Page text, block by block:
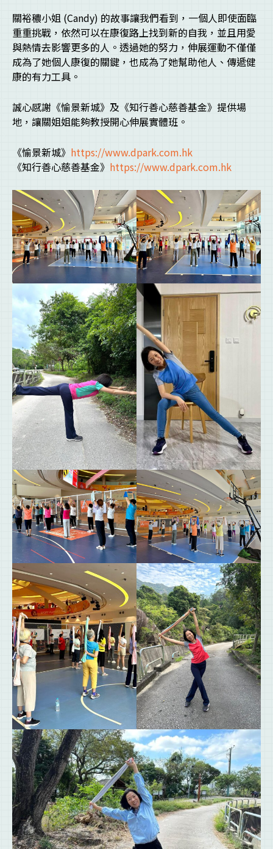
關裕穠小姐 (Candy) 的故事讓我們看到，一個人即使面臨
重重挑戰，依然可以在康復路上找到新的自我，並且用愛
與熱情去影響更多的人。透過她的努力，伸展運動不僅僅
成為了她個人康復的關鍵，也成為了她幫助他人、傳遞健
康的有力工具。
誠心感謝《愉景新城》及《知行善心慈善基金》提供場
地，讓關姐姐能夠教授開心伸展實體班。
《愉景新城》 https://www.dpark.com.hk
《知行善心慈善基金》 https://www.dpark.com.hk